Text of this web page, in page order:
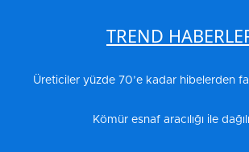
TREND
Üreticiler yüzde 70’e kadar hibelerden
Kömür esnaf aracılığı ile